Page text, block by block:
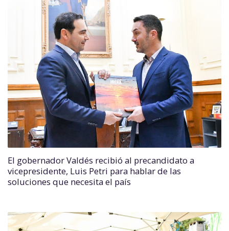
El gobernador Valdés recibió al precandidato a
vicepresidente, Luis Petri para hablar de las
soluciones que necesita el país